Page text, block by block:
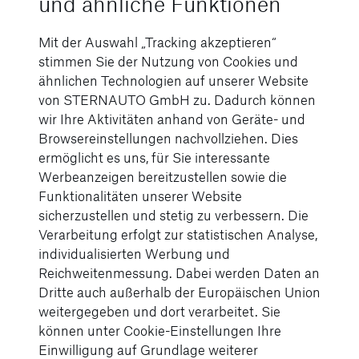
der A-Klasse Limousine
Erfahren Sie mehr über weitere verfügbare
Ausstattungen der Mercedes-Benz A-Klasse
Limousine.
Mit der Auswahl „Tracking akzeptieren“
stimmen Sie der Nutzung von Cookies und
ähnlichen Technologien auf unserer Website
von STERNAUTO GmbH zu. Dadurch können
wir Ihre Aktivitäten anhand von Geräte- und
Browsereinstellungen nachvollziehen. Dies
ermöglicht es uns, für Sie interessante
Werbeanzeigen bereitzustellen sowie die
Funktionalitäten unserer Website
sicherzustellen und stetig zu verbessern. Die
Verarbeitung erfolgt zur statistischen Analyse,
individualisierten Werbung und
Reichweitenmessung. Dabei werden Daten an
Dritte auch außerhalb der Europäischen Union
weitergegeben und dort verarbeitet. Sie
können unter Cookie-Einstellungen Ihre
Einwilligung auf Grundlage weiterer